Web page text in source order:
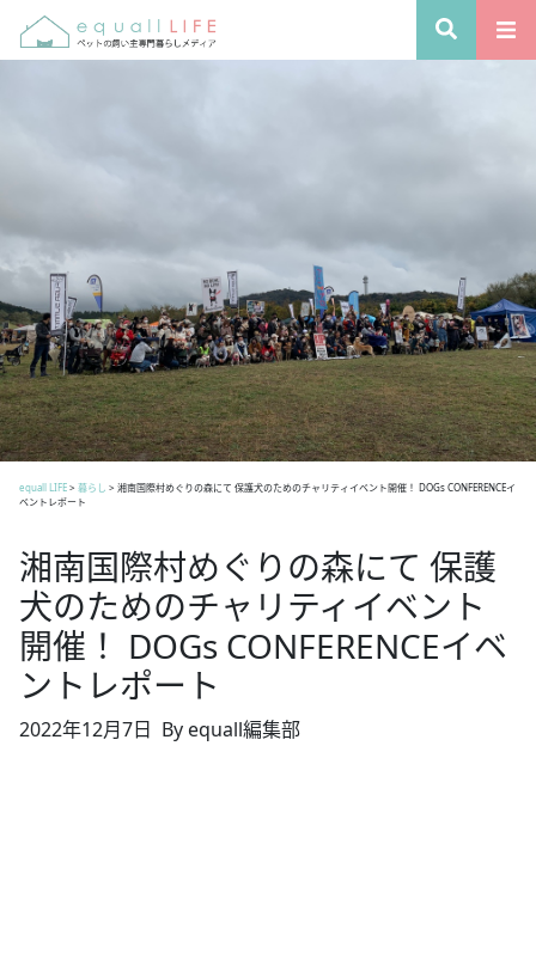
equall LIFE> 暮らし > 湘南国際村めぐりの森にて 保護犬のためのチャリティイベント開催！ DOGs CONFERENCEイ
ベントレポート
湘南国際村めぐりの森にて 保護
犬のためのチャリティイベント
開催！ DOGs CONFERENCEイベ
ントレポート
2022年12月7日 By equall編集部